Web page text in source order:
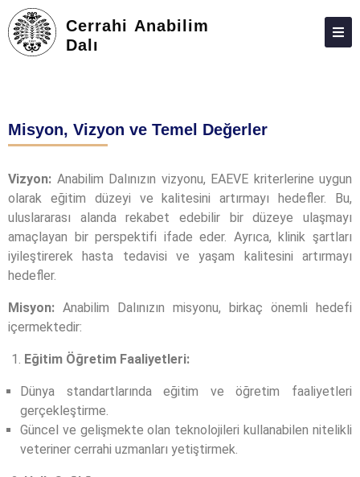
Cerrahi Anabilim
Dalı
LISANSÜSTÜ
TOPLUMA KATKI
ADAY ÖĞRENCILER
İLETIŞIM
Misyon, Vizyon ve Temel Değerler
Vizyon: Anabilim Dalınızın vizyonu, EAEVE kriterlerine uygun
olarak eğitim düzeyi ve kalitesini artırmayı hedefler. Bu,
uluslararası alanda rekabet edebilir bir düzeye ulaşmayı
amaçlayan bir perspektifi ifade eder. Ayrıca, klinik şartları
iyileştirerek hasta tedavisi ve yaşam kalitesini artırmayı
hedefler.
Misyon: Anabilim Dalınızın misyonu, birkaç önemli hedefi
içermektedir:
Eğitim Öğretim Faaliyetleri:
Dünya standartlarında eğitim ve öğretim faaliyetleri
gerçekleştirme.
Güncel ve gelişmekte olan teknolojileri kullanabilen nitelikli
veteriner cerrahi uzmanları yetiştirmek.